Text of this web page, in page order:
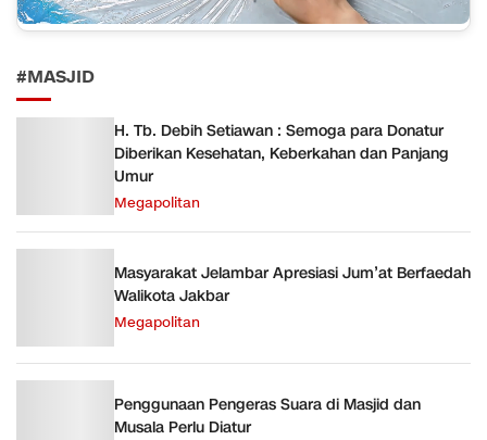
#MASJID
H. Tb. Debih Setiawan : Semoga para Donatur
Diberikan Kesehatan, Keberkahan dan Panjang
Umur
Megapolitan
Masyarakat Jelambar Apresiasi Jum’at Berfaedah
Walikota Jakbar
Megapolitan
Penggunaan Pengeras Suara di Masjid dan
Musala Perlu Diatur